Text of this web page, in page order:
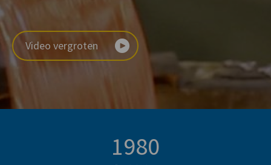
Video vergroten
1980